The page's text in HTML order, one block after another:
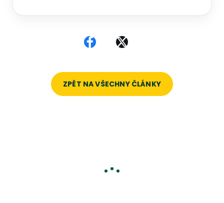
Sdílet na Facebooku
Sdílet na X
ZPĚT NA VŠECHNY ČLÁNKY